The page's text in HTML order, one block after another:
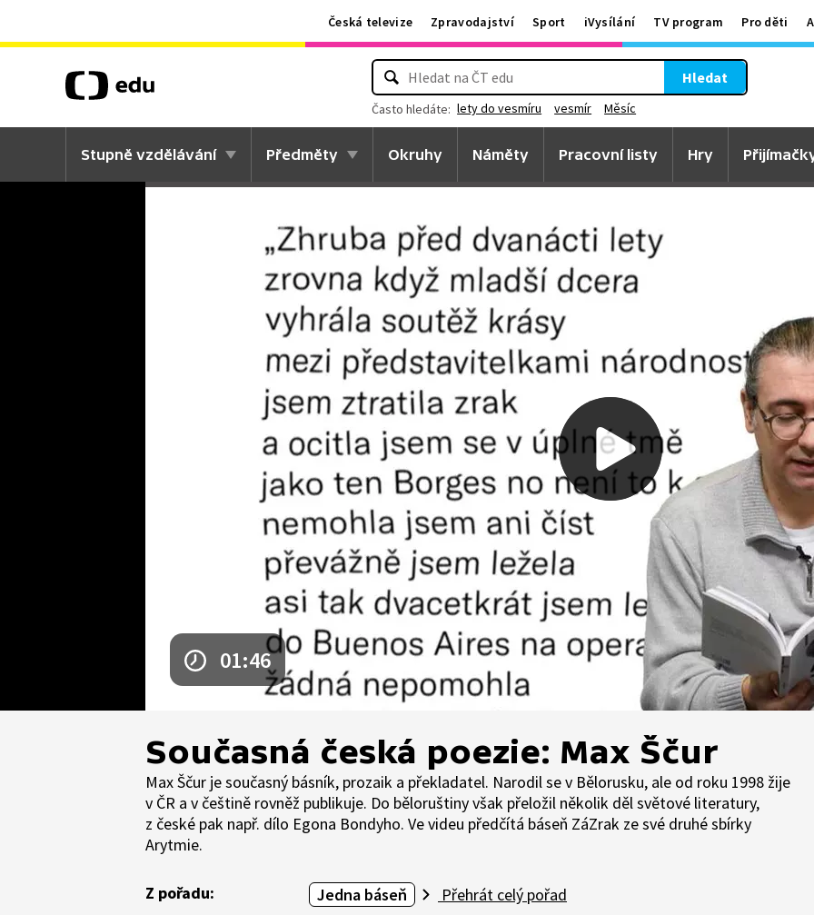
Česká televize Zpravodajství Sport iVysílání TV program Pro děti
Hledat
Často hledáte: lety do vesmíru vesmír Měsíc
Stupně vzdělávání Předměty Okruhy Náměty Pracovní listy Hry
01:46
Současná česká poezie: Max Ščur
Max Ščur je současný básník, prozaik a překladatel. Narodil se v Bělorusku, ale od roku 1998 žije
v ČR a v češtině rovněž publikuje. Do běloruštiny však přeložil několik děl světové literatury,
z české pak např. dílo Egona Bondyho. Ve videu předčítá báseň ZáZrak ze své druhé sbírky
Arytmie.
Z pořadu: Jedna báseň Přehrát celý pořad